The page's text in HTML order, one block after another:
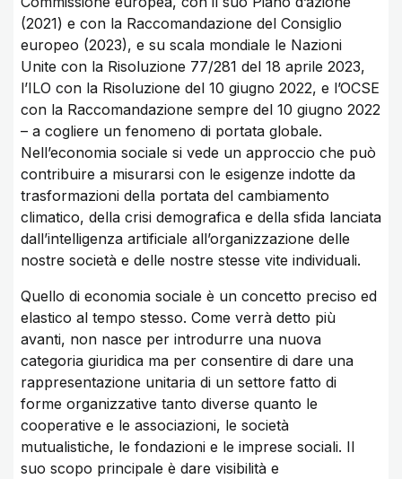
(2021) e con la Raccomandazione del Consiglio
europeo (2023), e su scala mondiale le Nazioni
Unite con la Risoluzione 77/281 del 18 aprile 2023,
l’ILO con la Risoluzione del 10 giugno 2022, e l’OCSE
con la Raccomandazione sempre del 10 giugno 2022
– a cogliere un fenomeno di portata globale.
Nell’economia sociale si vede un approccio che può
contribuire a misurarsi con le esigenze indotte da
trasformazioni della portata del cambiamento
climatico, della crisi demografica e della sfida lanciata
dall’intelligenza artificiale all’organizzazione delle
nostre società e delle nostre stesse vite individuali.
Quello di economia sociale è un concetto preciso ed
elastico al tempo stesso. Come verrà detto più
avanti, non nasce per introdurre una nuova
categoria giuridica ma per consentire di dare una
rappresentazione unitaria di un settore fatto di
forme organizzative tanto diverse quanto le
cooperative e le associazioni, le società
mutualistiche, le fondazioni e le imprese sociali. Il
suo scopo principale è dare visibilità e